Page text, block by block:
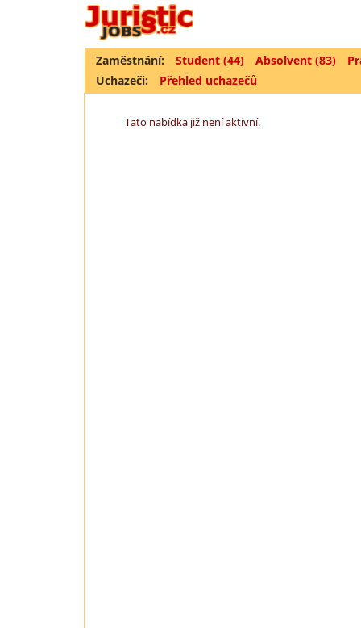
Zaměstnání: Student (44) Absolvent (83)
Uchazeči:
Přehled uchazečů
Tato nabídka již není aktivní.